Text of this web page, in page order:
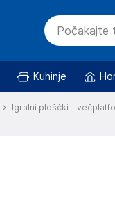
Kuhinje
Igralni ploščki -